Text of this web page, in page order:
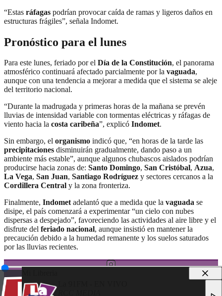
“Estas ráfagas podrían provocar caída de ramas y ligeros daños en
estructuras frágiles”, señala Indomet.
Pronóstico para el lunes
Para este lunes, feriado por el Día de la Constitución, el panorama
atmosférico continuará afectado parcialmente por la vaguada,
aunque con una tendencia a mejorar a medida que el sistema se aleje
del territorio nacional.
“Durante la madrugada y primeras horas de la mañana se prevén
lluvias de intensidad variable con tormentas eléctricas y ráfagas de
viento hacia la costa caribeña”, explicó Indomet.
Sin embargo, el organismo indicó que, “en horas de la tarde las
precipitaciones disminuirán gradualmente, dando paso a un
ambiente más estable”, aunque algunos chubascos aislados podrían
producirse hacia zonas de: Santo Domingo, San Cristóbal, Azua,
La Vega, San Juan, Santiago Rodríguez y sectores cercanos a la
Cordillera Central y la zona fronteriza.
Finalmente, Indometadelantó que a medida que la vaguada se
disipe, el país comenzará a experimentar “un cielo con nubes
dispersas a despejado”, favoreciendo las actividades al aire libre y el
disfrute del feriado nacional, aunque insistió en mantener la
precaución debido a la humedad remanente y los suelos saturados
por las lluvias recientes.